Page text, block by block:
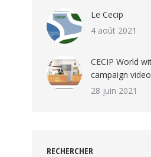
Le Cecip
4 août 2021
CECIP World
campaign
28 juin 2021
RECHERCHER